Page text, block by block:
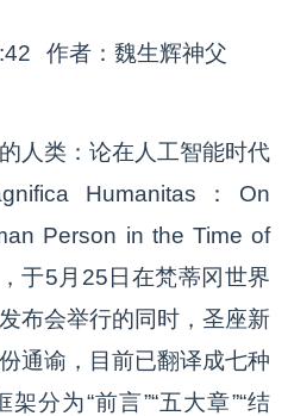
作者：魏生辉神父
人类：论在人工智能时代
Humanitas：On
Person in the Time of
于5月25日在梵蒂冈世界
布会举行的同时，圣座新
通谕，目前已翻译成七种
分为“前言”“五大章”“结